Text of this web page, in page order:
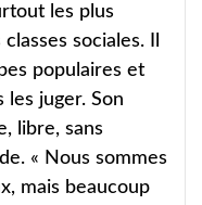
les plus
sociales. Il
populaires et
les juger. Son
libre, sans
« Nous sommes
mais beaucoup